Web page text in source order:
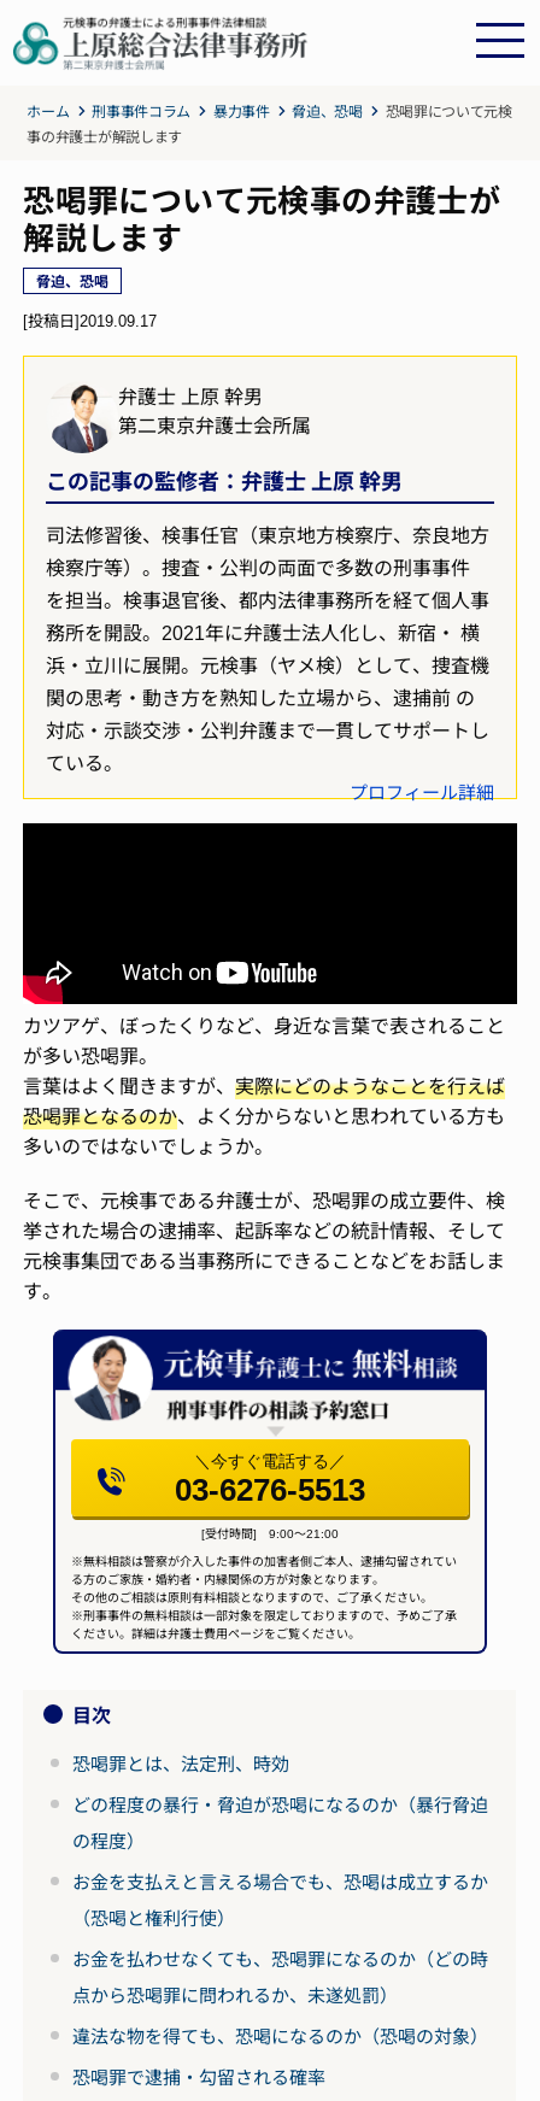
ホーム 刑事事件コラム 暴力事件 脅迫、恐喝
恐喝罪について元検
事の弁護士が解説します
恐喝罪について元検事の弁護士が
解説します
脅迫、恐喝
[投稿日]2019.09.17
弁護士 上原 幹男
第二東京弁護士会所属
この記事の監修者：弁護士 上原 幹男
司法修習後、検事任官（東京地方検察庁、奈良地方
検察庁等）。捜査・公判の両面で多数の刑事事件
を担当。検事退官後、都内法律事務所を経て個人事
務所を開設。2021年に弁護士法人化し、新宿・ 横
浜・立川に展開。元検事（ヤメ検）として、捜査機
関の思考・動き方を熟知した立場から、逮捕前 の
対応・示談交渉・公判弁護まで一貫してサポートし
ている。
プロフィール詳細
カツアゲ、ぼったくりなど、身近な言葉で表されること
が多い恐喝罪。
言葉はよく聞きますが、実際にどのようなことを行えば
恐喝罪となるのか、よく分からないと思われている方も
多いのではないでしょうか。
そこで、元検事である弁護士が、恐喝罪の成立要件、検
挙された場合の逮捕率、起訴率などの統計情報、そして
元検事集団である当事務所にできることなどをお話しま
す。
＼今すぐ電話する／
03-6276-5513
[受付時間] 9:00～21:00
※無料相談は警察が介入した事件の加害者側ご本人、逮捕勾留されてい
る方のご家族・婚約者・内縁関係の方が対象となります。
その他のご相談は原則有料相談となりますので、ご了承ください。
※刑事事件の無料相談は一部対象を限定しておりますので、予めご了承
ください。詳細は弁護士費用ページをご覧ください。
目次
恐喝罪とは、法定刑、時効
どの程度の暴行・脅迫が恐喝になるのか（暴行脅迫
の程度）
お金を支払えと言える場合でも、恐喝は成立するか
（恐喝と権利行使）
お金を払わせなくても、恐喝罪になるのか（どの時
点から恐喝罪に問われるか、未遂処罰）
違法な物を得ても、恐喝になるのか（恐喝の対象）
恐喝罪で逮捕・勾留される確率